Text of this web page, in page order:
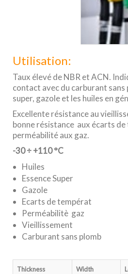
Utilisation:
Taux élevé de NBR et ACN.
contact avec du carburant sans
super, gazole et les huiles en
Excellente résistance au
bonne résistance aux écarts
perméabilité aux gaz.
-30÷+110 °C
Huiles
Essence Super
Gazole
Ecarts de températ
Perméabilitè gaz
Vieillissement
Carburant sans plomb
Thickness Width